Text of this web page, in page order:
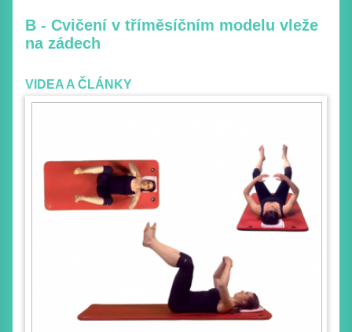
B - Cvičení v tříměsíčním modelu vleže
na zádech
VIDEA A ČLÁNKY